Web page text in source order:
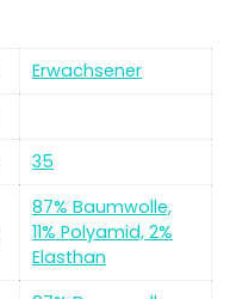
‎Erwachsener
‎35
‎87% Baumwolle,
11% Polyamid, 2%
Elasthan